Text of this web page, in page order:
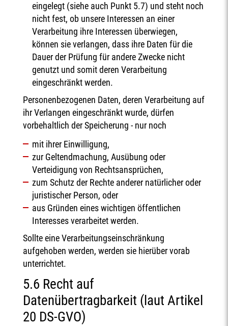
eingelegt (siehe auch Punkt 5.7) und steht noch
nicht fest, ob unsere Interessen an einer
Verarbeitung ihre Interessen überwiegen,
können sie verlangen, dass ihre Daten für die
Dauer der Prüfung für andere Zwecke nicht
genutzt und somit deren Verarbeitung
eingeschränkt werden.
Personenbezogenen Daten, deren Verarbeitung auf
ihr Verlangen eingeschränkt wurde, dürfen
vorbehaltlich der Speicherung - nur noch
mit ihrer Einwilligung,
zur Geltendmachung, Ausübung oder
Verteidigung von Rechtsansprüchen,
zum Schutz der Rechte anderer natürlicher oder
juristischer Person, oder
aus Gründen eines wichtigen öffentlichen
Interesses verarbeitet werden.
Sollte eine Verarbeitungseinschränkung
aufgehoben werden, werden sie hierüber vorab
unterrichtet.
5.6 Recht auf
Datenübertragbarkeit (laut Artikel
20 DS-GVO)